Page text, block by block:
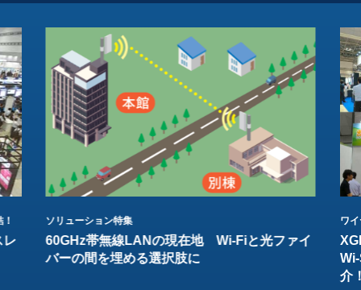
レ
ソリューション特集
60GHz帯無線LANの現在地 Wi-Fiと光ファイ
バーの間を埋める選択肢に
ワ
介